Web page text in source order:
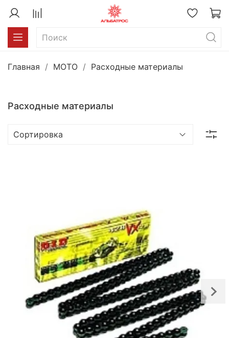
Главная MOTO Расходные материалы
Расходные материалы